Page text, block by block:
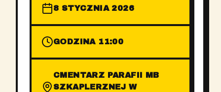
8 STYCZNIA 2026
GODZINA 11:00
CMENTARZ PARAFII MB
SZKAPLERZNEJ W